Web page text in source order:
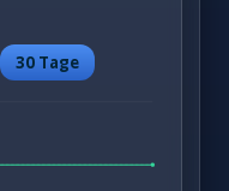
30 Tage